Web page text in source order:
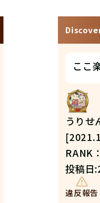
ここ
うりせ
RANK
投稿日
違反報告